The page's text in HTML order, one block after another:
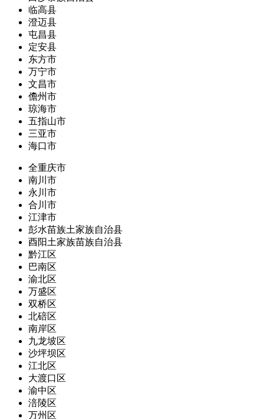
临高县
澄迈县
屯昌县
定安县
东方市
万宁市
文昌市
儋州市
琼海市
五指山市
三亚市
海口市
全重庆市
南川市
永川市
合川市
江津市
彭水苗族土家族自治县
酉阳土家族苗族自治县
黔江区
巴南区
渝北区
万盛区
双桥区
北碚区
南岸区
九龙坡区
沙坪坝区
江北区
大渡口区
渝中区
涪陵区
万州区